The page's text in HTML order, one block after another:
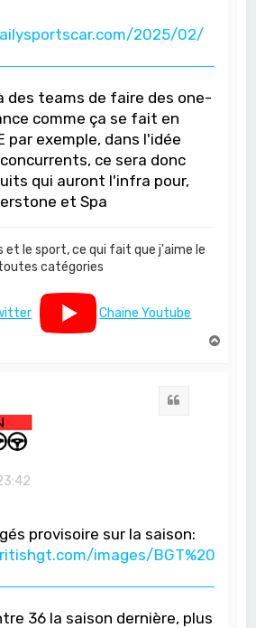
2025/02/
des teams de faire des one-
comme ça se fait en
par exemple, dans l'idée
ce sera donc
qui auront l'infra pour,
et Spa
et le sport, ce qui fait que j'aime le
catégories
Chaine Youtube
provisoire sur la saison:
images/BGT%20
36 la saison dernière, plus